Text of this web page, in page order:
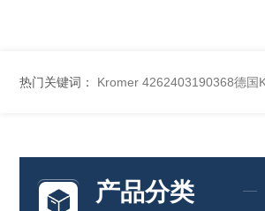
热门关键词： Kromer 4262403190368德国
产品分类